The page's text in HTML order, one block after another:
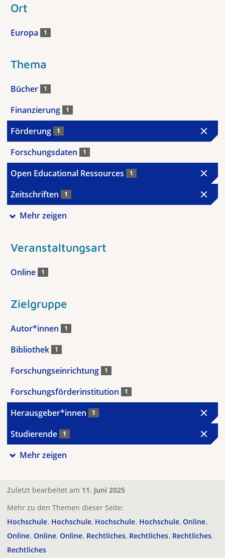
Ort
Europa 1
Thema
Bücher 1
Finanzierung 1
Förderung 1
Forschungsdaten 1
Open Educational Ressources 1
Zeitschriften 1
Mehr zeigen
Veranstaltungsart
Online 1
Zielgruppe
Autor*innen 1
Bibliothek 1
Forschungseinrichtung 1
Forschungsförderinstitution 1
Herausgeber*innen 1
Studierende 1
Mehr zeigen
Zuletzt bearbeitet am 11. Juni 2025
Mehr zu den Themen dieser Seite:
Hochschule Hochschule Hochschule Hochschule Online
Online Online Online Rechtliches Rechtliches Rechtliches
Rechtliches